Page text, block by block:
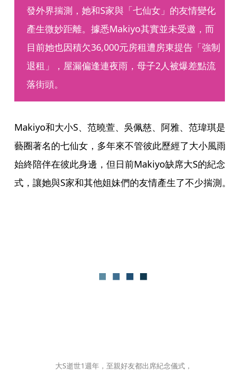
發外界揣測，她和S家與「七仙女」的友情變化
產生微妙距離。據悉Makiyo其實並未受邀，而
目前她也因積欠36,000元房租遭房東提告「強制
退租」，屋漏偏逢連夜雨，母子2人被爆差點流
落街頭。
Makiyo和大小S、范曉萱、吳佩慈、阿雅、范瑋琪是
藝圈著名的七仙女，多年來不管彼此歷經了大小風雨
始終陪伴在彼此身邊，但日前Makiyo缺席大S的紀念
式，讓她與S家和其他姐妹們的友情產生了不少揣測
大S逝世1週年，至親好友都出席紀念儀式，